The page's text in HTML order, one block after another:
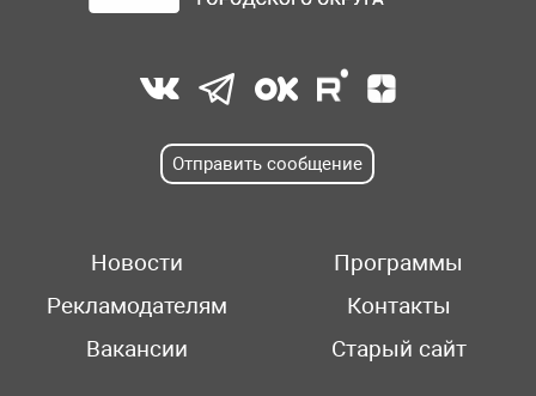
Отправить сообщение
Новости
Программы
Рекламодателям
Контакты
Вакансии
Старый сайт